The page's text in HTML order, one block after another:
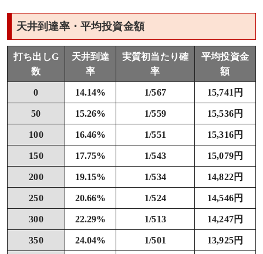
天井到達率・平均投資金額
打ち出しG
数
天井到達
率
実質初当たり確
率
平均投資金
額
0 14.14% 1/567 15,741円
50 15.26% 1/559 15,536円
100 16.46% 1/551 15,316円
150 17.75% 1/543 15,079円
200 19.15% 1/534 14,822円
250 20.66% 1/524 14,546円
300 22.29% 1/513 14,247円
350 24.04% 1/501 13,925円